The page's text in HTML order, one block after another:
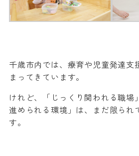
千歳市内では、療育や児童発達支
まってきています。
けれど、「じっくり関われる職場
進められる環境」は、まだ限られ
す。